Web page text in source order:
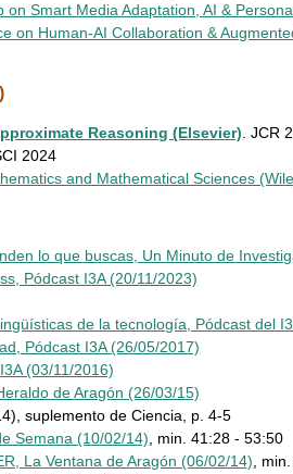
on Smart Media Adaptation, AI &
on Human-AI Collaboration &
Reasoning (Elsevier) . JCR
2024
and Mathematical Sciences
lo que buscas, Un Minuto de
Pódcast I3A (20/11/2023)
de la tecnología, Pódcast del
Pódcast I3A (26/05/2017)
(03/11/2016)
de Aragón (26/03/15)
suplemento de Ciencia, p. 4-5
Semana (10/02/14) , min. 41:28 - 53:50
La Ventana de Aragón (06/02/14) ,